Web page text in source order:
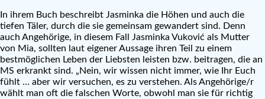
In ihrem Buch beschreibt Jasminka die Höhen und auch die
tiefen Täler, durch die sie gemeinsam gewandert sind. Denn
auch Angehörige, in diesem Fall Jasminka Vuković als Mutter
von Mia, sollten laut eigener Aussage ihren Teil zu einem
bestmöglichen Leben der Liebsten leisten bzw. beitragen, die an
MS erkrankt sind. „Nein, wir wissen nicht immer, wie Ihr Euch
fühlt … aber wir versuchen, es zu verstehen. Als Angehörige/r
wählt man oft die falschen Worte, obwohl man sie für richtig